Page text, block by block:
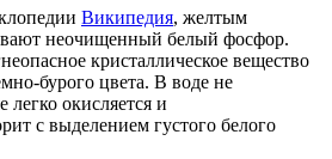
Википедия, желтым
неочищенный белый фосфор.
кристаллическое вещество
бурого цвета. В воде не
легко окисляется и
с выделением густого белого